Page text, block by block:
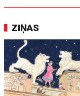
ZIŅAS